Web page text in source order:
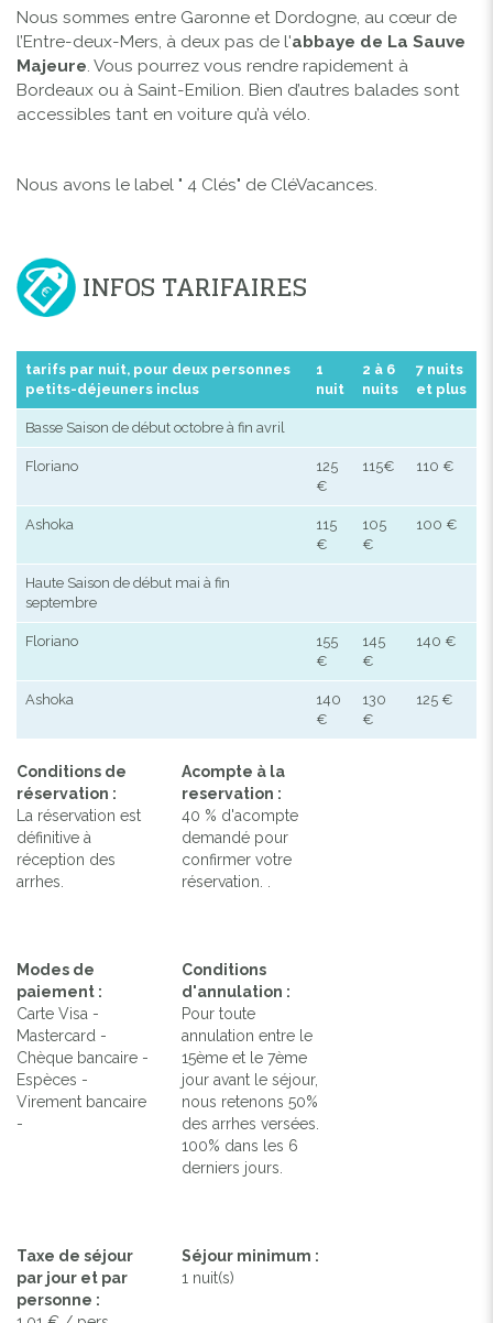
Nous sommes entre Garonne et Dordogne, au cœur de
l’Entre-deux-Mers, à deux pas de l'abbaye de La Sauve
Majeure. Vous pourrez vous rendre rapidement à
Bordeaux ou à Saint-Emilion. Bien d’autres balades sont
accessibles tant en voiture qu’à vélo.
Nous avons le label " 4 Clés" de CléVacances.
INFOS TARIFAIRES
tarifs par nuit, pour deux personnes
petits-déjeuners inclus
1
nuit
2 à 6
nuits
7 nuits
et plus
Basse Saison de début octobre à fin avril
Floriano
125
€
115€ 110 €
Ashoka
115
€
105
€
100 €
Haute Saison de début mai à fin
septembre
Floriano
155
€
145
€
140 €
Ashoka
140
€
130
€
125 €
Conditions de
réservation :
La réservation est
définitive à
réception des
arrhes.
Acompte à la
reservation :
40 % d'acompte
demandé pour
confirmer votre
réservation. .
Modes de
paiement :
Carte Visa -
Mastercard -
Chèque bancaire -
Espèces -
Virement bancaire
-
Conditions
d'annulation :
Pour toute
annulation entre le
15ème et le 7ème
jour avant le séjour,
nous retenons 50%
des arrhes versées.
100% dans les 6
derniers jours.
Taxe de séjour
par jour et par
personne :
Séjour minimum :
1 nuit(s)